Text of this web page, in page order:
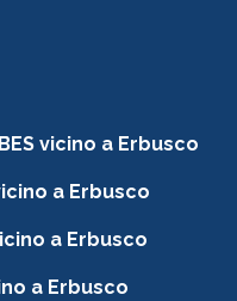
vicino a Erbusco
a Erbusco
a Erbusco
a Erbusco